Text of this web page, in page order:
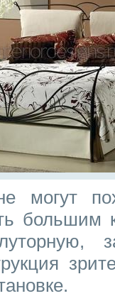
могут
большим